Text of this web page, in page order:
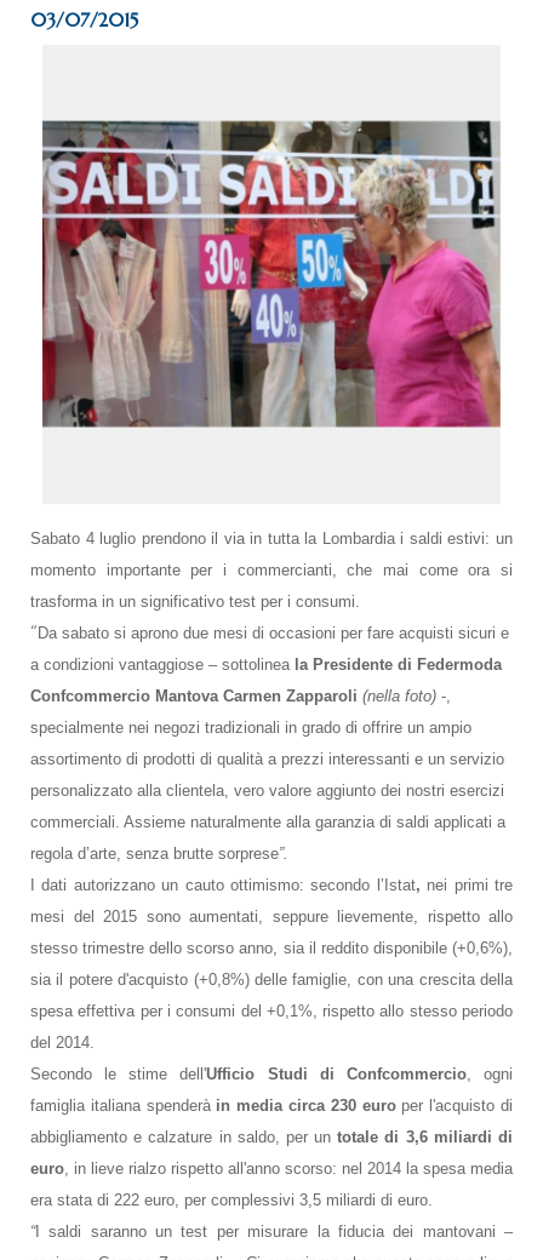
03/07/2015
Sabato 4 luglio prendono il via in tutta la Lombardia i saldi estivi: un
momento importante per i commercianti, che mai come ora si
trasforma in un significativo test per i consumi.
“Da sabato si aprono due mesi di occasioni per fare acquisti sicuri e
a condizioni vantaggiose – sottolinea la Presidente di Federmoda
Confcommercio Mantova Carmen Zapparoli (nella foto) -,
specialmente nei negozi tradizionali in grado di offrire un ampio
assortimento di prodotti di qualità a prezzi interessanti e un servizio
personalizzato alla clientela, vero valore aggiunto dei nostri esercizi
commerciali. Assieme naturalmente alla garanzia di saldi applicati a
regola d’arte, senza brutte sorprese”.
I dati autorizzano un cauto ottimismo: secondo l’Istat, nei primi tre
mesi del 2015 sono aumentati,
seppure lievemente, rispetto allo
stesso trimestre dello scorso anno, sia il reddito disponibile (+0,6%),
sia il potere d'acquisto (+0,8%) delle famiglie, con una crescita della
spesa effettiva per i consumi del +0,1%, rispetto allo stesso periodo
del 2014.
Secondo le stime dell'Ufficio Studi di Confcommercio, ogni
famiglia italiana spenderà in media circa 230 europer l'acquisto di
abbigliamento e calzature in saldo, per untotale di 3,6 miliardi di
euro , in lieve rialzo rispetto all'anno scorso: nel 2014 la spesa media
era stata di 222 euro, per complessivi 3,5 miliardi di euro.
“I saldi saranno un test per misurare la fiducia dei mantovani –